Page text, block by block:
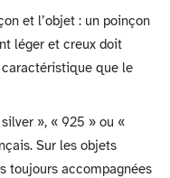
et l’objet : un poinçon
léger et creux doit
caractéristique que le
», « 925 » ou «
Sur les objets
toujours accompagnées